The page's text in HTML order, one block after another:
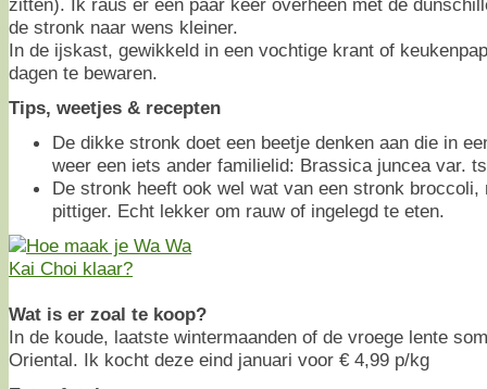
de stronk naar wens kleiner.
In de ijskast, gewikkeld in een vochtige krant of
dagen te bewaren.
Tips, weetjes & recepten
De dikke stronk doet een beetje denken aan die in
weer een iets ander familielid: Brassica juncea var.
De stronk heeft ook wel wat van een stronk
pittiger. Echt lekker om rauw of ingelegd te eten.
Wat is er zoal te koop?
In de koude, laatste wintermaanden of de vroege lente
Oriental. Ik kocht deze eind januari voor € 4,99 p/kg